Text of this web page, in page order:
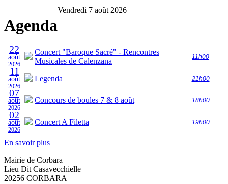
Agenda
Vendredi 7 août 2026
22
août
2026
Concert "Baroque Sacré" - Rencontres
Musicales de Calenzana
11h00
11
août
2026
Legenda 21h00
07
août
2026
Concours de boules 7 & 8 août 18h00
02
août
2026
Concert A Filetta 19h00
En savoir plus
Mairie de Corbara
Lieu Dit Casavecchielle
20256 CORBARA